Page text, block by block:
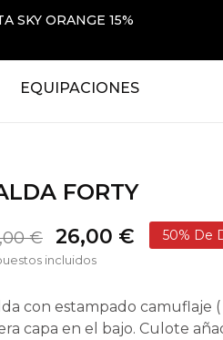
SKY ORANGE 15%
EQUIPACIONES
FORTY
€ 26,00 € 50% De
incluidos
con estampado camuflaje
capa en el bajo. Culote